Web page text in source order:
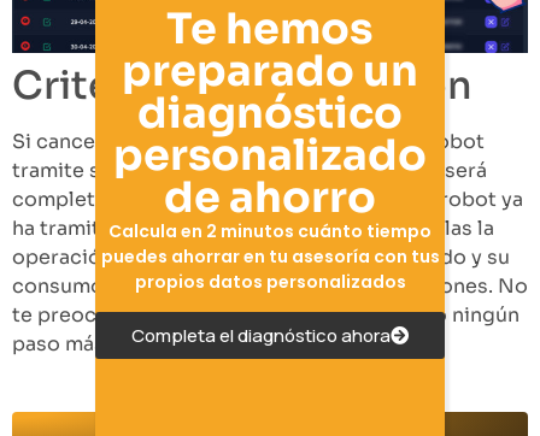
Criterio de cancelación
Si cancelas una operación antes de que el robot
tramite su alta en Sistema RED la operación será
completamente cancelada. En cambio, si el robot ya
ha tramitado su alta en Sistema RED y cancelas la
operación la misma pasará a estado Finalizado y su
consumo computará en tu saldo de operaciones. No
te preocupes porque no seguirá ejecutando ningún
paso más una vez cancelada.
Te hemos
preparado un
diagnóstico
personalizado
de ahorro
Calcula en 2 minutos cuánto tiempo
puedes ahorrar en tu asesoría con tus
propios datos personalizados
Completa el diagnóstico ahora